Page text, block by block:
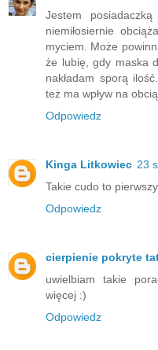
Jestem
niemiłosiernie
myciem. Może
że lubię, gdy maska
nakładam sporą
też ma wpływ na
Odpowiedz
Kinga Litkowiec 23
Takie cudo to
Odpowiedz
cierpienie pokryte
uwielbiam takie
więcej :)
Odpowiedz